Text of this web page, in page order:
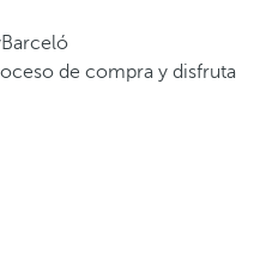
de compra y disfruta